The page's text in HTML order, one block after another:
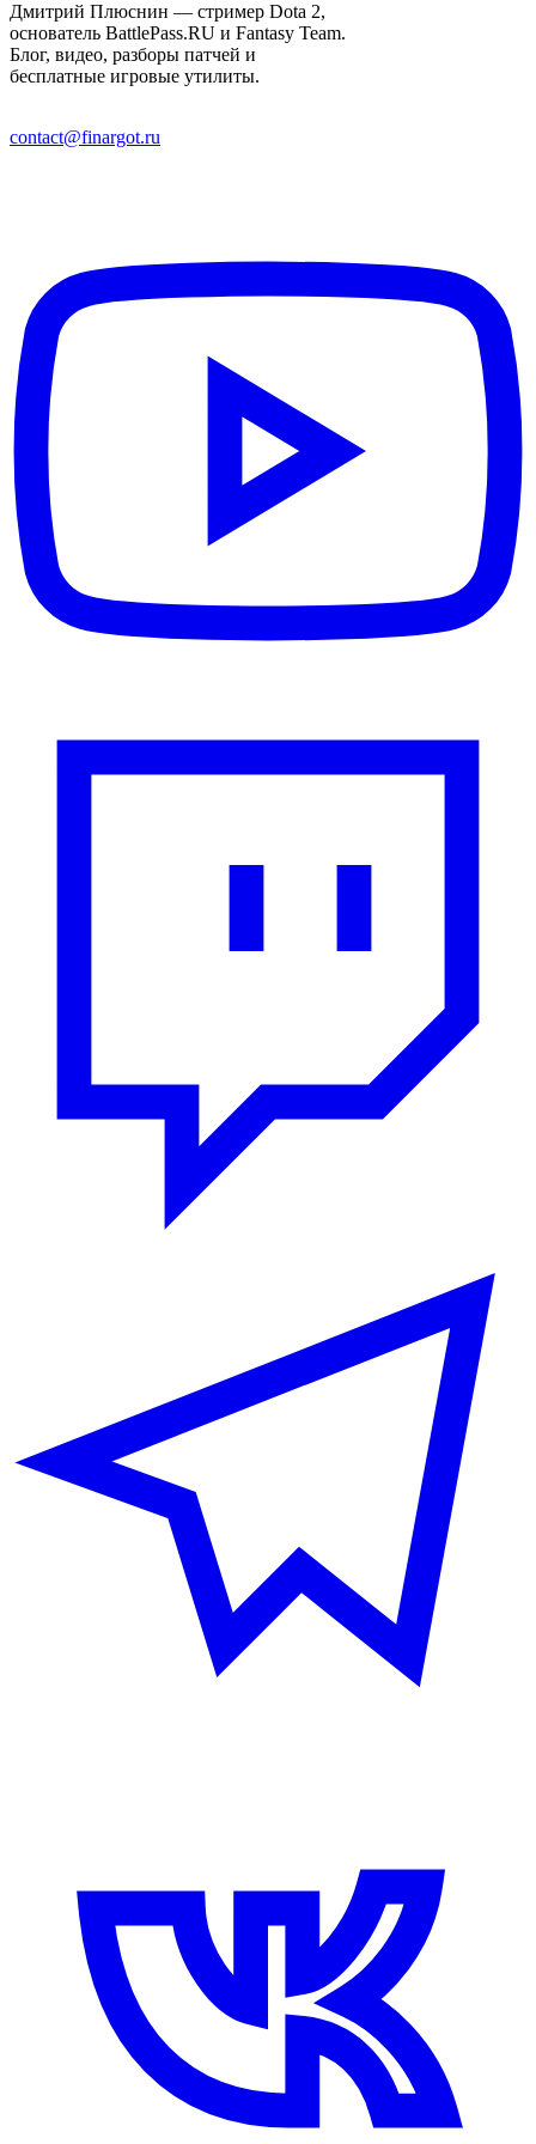
Дмитрий Плюснин — стример Dota 2,
основатель BattlePass.RU и Fantasy Team.
Блог, видео, разборы патчей и
бесплатные игровые утилиты.
contact@finargot.ru